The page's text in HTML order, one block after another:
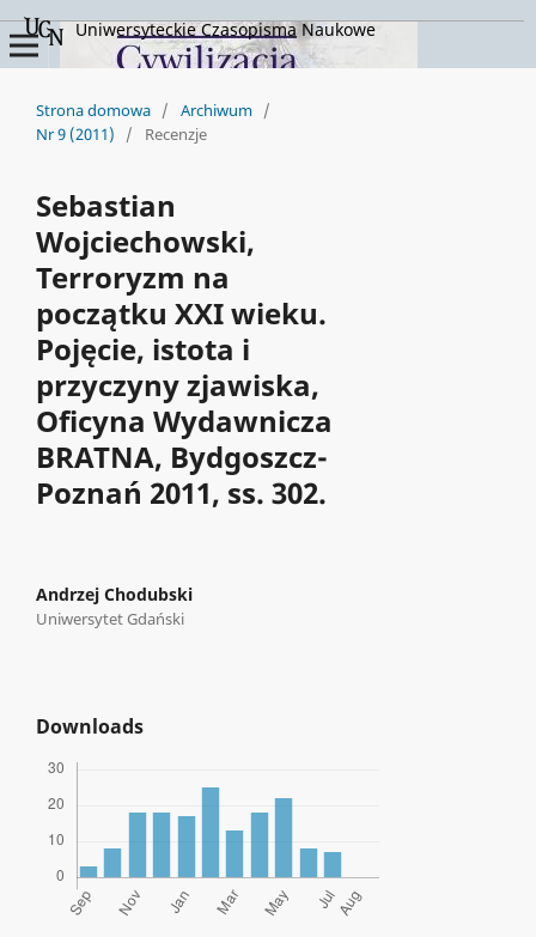
Uniwersyteckie Czasopisma Naukowe
Strona domowa / Archiwum /
Nr 9 (2011)
/ Recenzje
Sebastian
Wojciechowski,
Terroryzm na
początku XXI wieku.
Pojęcie, istota i
przyczyny zjawiska,
Oficyna Wydawnicza
BRATNA, Bydgoszcz-
Poznań 2011, ss. 302.
Andrzej Chodubski
Uniwersytet Gdański
Downloads